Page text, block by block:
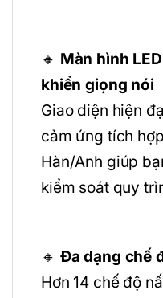
🔸 Màn hình
khiển giọng nói
Giao diện hiện
cảm ứng tích
Hàn/Anh giúp
kiểm soát quy
🔸 Đa dạng chế
Hơn 14 chế độ